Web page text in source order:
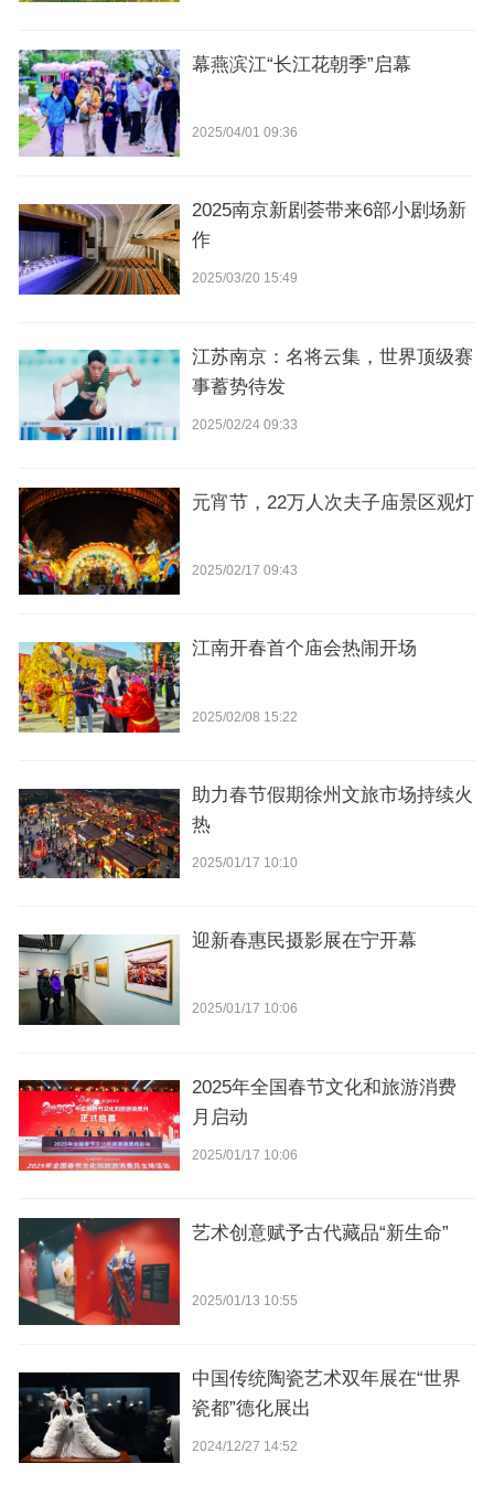
幕燕滨江“长江花朝季”启幕
2025/04/01 09:36
2025南京新剧荟带来6部小剧场新
作
2025/03/20 15:49
江苏南京：名将云集，世界顶级赛
事蓄势待发
2025/02/24 09:33
元宵节，22万人次夫子庙景区观灯
2025/02/17 09:43
江南开春首个庙会热闹开场
2025/02/08 15:22
助力春节假期徐州文旅市场持续火
热
2025/01/17 10:10
迎新春惠民摄影展在宁开幕
2025/01/17 10:06
2025年全国春节文化和旅游消费
月启动
2025/01/17 10:06
艺术创意赋予古代藏品“新生命”
2025/01/13 10:55
中国传统陶瓷艺术双年展在“世界
瓷都”德化展出
2024/12/27 14:52